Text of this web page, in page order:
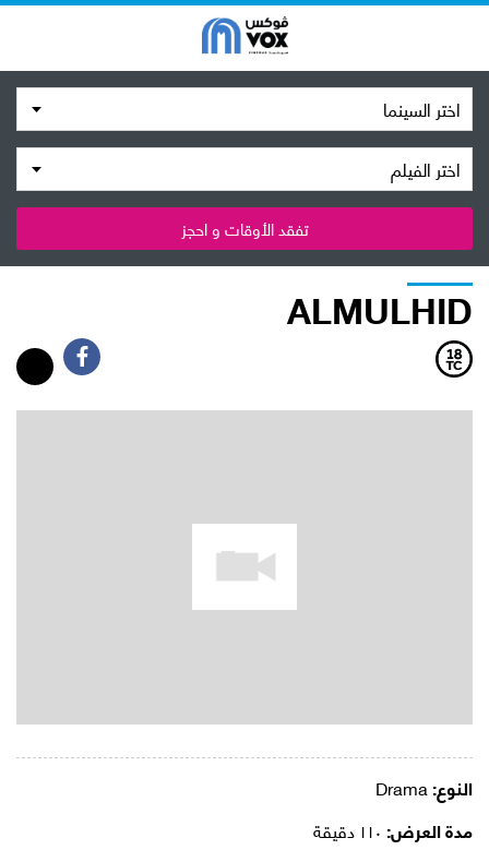
اختر السينما
اختر الفيلم
تفقد الأوقات و احجز
ALMULHID
النوع:
مدة العرض: